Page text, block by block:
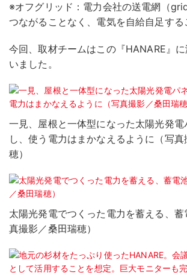
※オフグリッド：電力会社の送電網（
つながることなく、電気を自給自足する
今回、取材チームはこの『HANARE』
いました。
一見、屋根と一体型になった太陽光発
し、使う電力はまかなえるように（写
穂）
太陽光発電でつくった電力を蓄える、
真撮影／桑田瑞穂）